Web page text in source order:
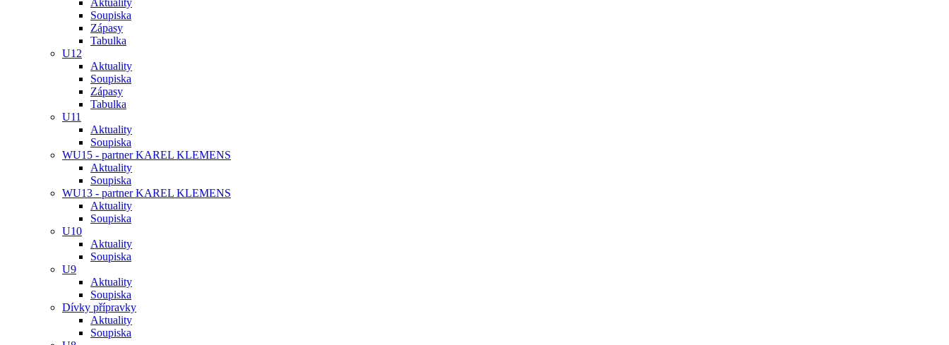
Aktuality
Soupiska
Zápasy
Tabulka
U12
Aktuality
Soupiska
Zápasy
Tabulka
U11
Aktuality
Soupiska
WU15 - partner KAREL KLEMENS
Aktuality
Soupiska
WU13 - partner KAREL KLEMENS
Aktuality
Soupiska
U10
Aktuality
Soupiska
U9
Aktuality
Soupiska
Dívky přípravky
Aktuality
Soupiska